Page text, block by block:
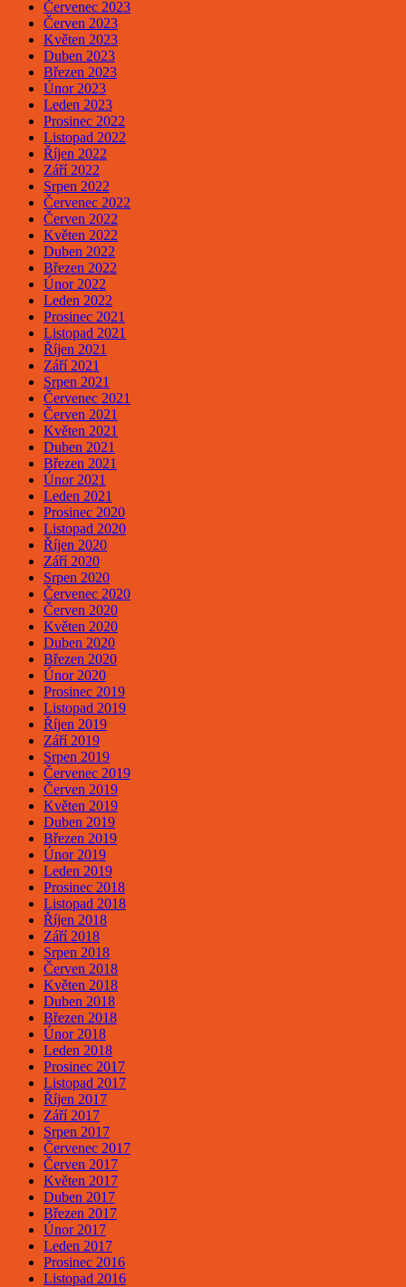
Červenec 2023
Červen 2023
Květen 2023
Duben 2023
Březen 2023
Únor 2023
Leden 2023
Prosinec 2022
Listopad 2022
Říjen 2022
Září 2022
Srpen 2022
Červenec 2022
Červen 2022
Květen 2022
Duben 2022
Březen 2022
Únor 2022
Leden 2022
Prosinec 2021
Listopad 2021
Říjen 2021
Září 2021
Srpen 2021
Červenec 2021
Červen 2021
Květen 2021
Duben 2021
Březen 2021
Únor 2021
Leden 2021
Prosinec 2020
Listopad 2020
Říjen 2020
Září 2020
Srpen 2020
Červenec 2020
Červen 2020
Květen 2020
Duben 2020
Březen 2020
Únor 2020
Prosinec 2019
Listopad 2019
Říjen 2019
Září 2019
Srpen 2019
Červenec 2019
Červen 2019
Květen 2019
Duben 2019
Březen 2019
Únor 2019
Leden 2019
Prosinec 2018
Listopad 2018
Říjen 2018
Září 2018
Srpen 2018
Červen 2018
Květen 2018
Duben 2018
Březen 2018
Únor 2018
Leden 2018
Prosinec 2017
Listopad 2017
Říjen 2017
Září 2017
Srpen 2017
Červenec 2017
Červen 2017
Květen 2017
Duben 2017
Březen 2017
Únor 2017
Leden 2017
Prosinec 2016
Listopad 2016